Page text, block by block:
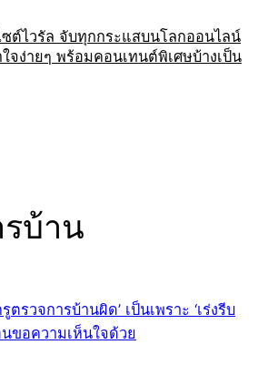
ซต์ไวรัล จับทุกกระแสบนโลกออนไลน์
จง่ายๆ พร้อมคอนเทนต์พิเศษบ้างเป็น
บ้าน